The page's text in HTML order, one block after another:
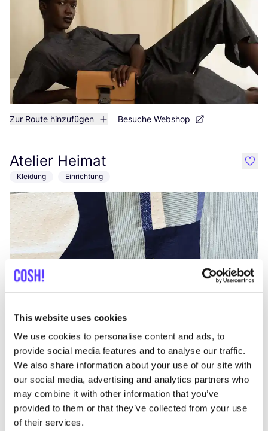
This website uses cookies
We use cookies to personalise content and ads, to
provide social media features and to analyse our traffic.
We also share information about your use of our site with
our social media, advertising and analytics partners who
may combine it with other information that you’ve
provided to them or that they’ve collected from your use
of their services.
Zur Route hinzufügen Besuche Webshop
Atelier Heimat
Kleidung Einrichtung
Zur Route hinzufügen
like
Vos & Ooievaar
Driekoningenstraat 61, Antwerpen
Kleidung Spielzeug
like